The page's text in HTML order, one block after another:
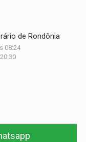
de Rondônia
08:24